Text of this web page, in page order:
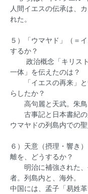
人間イエスの伝承は、
れた。
５）「ウマヤド」（＝
するか？
政治概念「キリスト
一体」を伝えたのは？
「イエスの再来」と
らしたか？
高句麗と天武。朱
古事記と日本書紀の
ウマヤドの列島内での
６）天意（摂理・響き
離を、どうするか？
明治に補強された、
者。列島内と、海外。
中国には、孟子「易姓